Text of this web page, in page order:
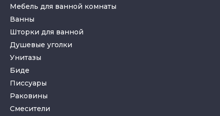
Мебель для ванной комнаты
Ванны
Шторки для ванной
Душевые уголки
Унитазы
Биде
Писсуары
Раковины
Смесители